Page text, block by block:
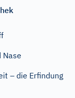
Nase
– die Erfindung